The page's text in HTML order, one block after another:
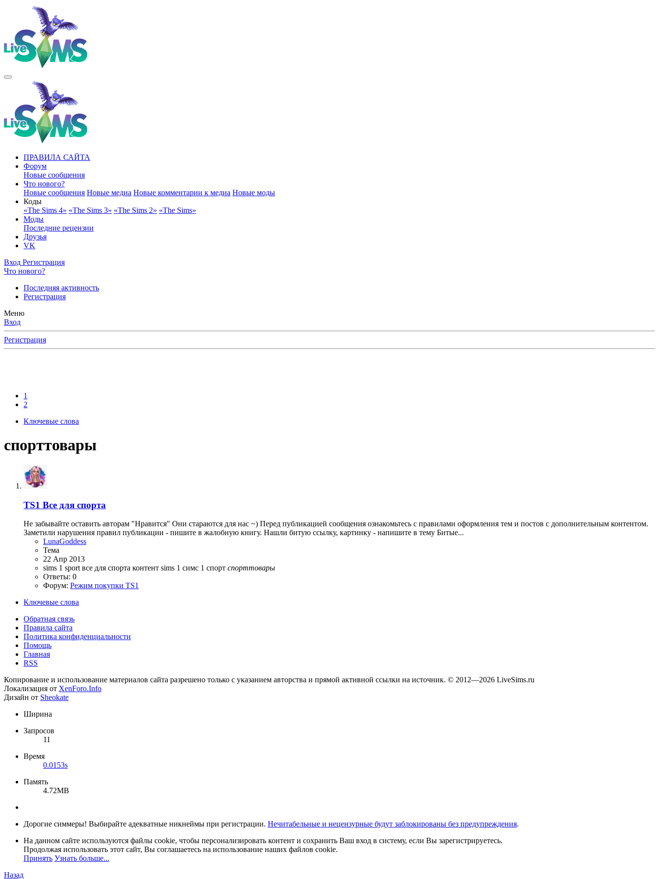
ПРАВИЛА САЙТА
Форум
Новые сообщения
Что нового?
Новые сообщения Новые медиа Новые комментарии к медиа Новые моды
Коды
«The Sims 4» «The Sims 3» «The Sims 2» «The Sims»
Моды
Последние рецензии
Друзья
VK
Вход Регистрация
Что нового?
Последняя активность
Регистрация
Меню
Вход
Регистрация
1
2
Ключевые слова
спорттовары
TS1 Все для спорта
Не забывайте оставить авторам "Нравится" Они стараются для нас ~) Перед публикацией сообщения ознакомьтесь с правилами оформления тем и постов с дополнительным контентом.
Заметили нарушения правил публикации - пишите в жалобную книгу. Нашли битую ссылку, картинку - напишите в тему Битые...
LunaGoddess
Тема
22 Апр 2013
sims 1 sport все для спорта контент sims 1 симс 1 спорт спорттовары
Ответы: 0
Форум: Режим покупки TS1
Ключевые слова
Обратная связь
Правила сайта
Политика конфиденциальности
Помощь
Главная
RSS
Копирование и использование материалов сайта разрешено только с указанием авторства и прямой активной ссылки на источник. © 2012—2026 LiveSims.ru
Локализация от XenForo.Info
Дизайн от Sheokate
Ширина
Запросов
11
Время
0.0153s
Память
4.72MB
Дорогие симмеры! Выбирайте адекватные никнеймы при регистрации. Нечитабельные и нецензурные будут заблокированы без предупреждения.
На данном сайте используются файлы cookie, чтобы персонализировать контент и сохранить Ваш вход в систему, если Вы зарегистрируетесь.
Продолжая использовать этот сайт, Вы соглашаетесь на использование наших файлов cookie.
Принять Узнать больше...
Назад